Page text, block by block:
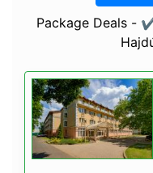
Package Deals -